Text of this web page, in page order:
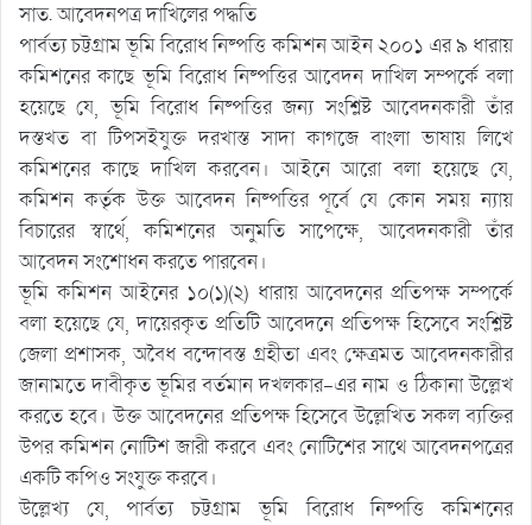
সাত. আবেদনপত্র দাখিলের পদ্ধতি
পার্বত্য চট্টগ্রাম ভূমি বিরোধ নিষ্পত্তি কমিশন আইন ২০০১ এর ৯ ধারায়
কমিশনের কাছে ভূমি বিরোধ নিষ্পত্তির আবেদন দাখিল সম্পর্কে বলা
হয়েছে যে, ভূমি বিরোধ নিষ্পত্তির জন্য সংশ্লিষ্ট আবেদনকারী তাঁর
দস্তখত বা টিপসইযুক্ত দরখাস্ত সাদা কাগজে বাংলা ভাষায় লিখে
কমিশনের কাছে দাখিল করবেন। আইনে আরো বলা হয়েছে যে,
কমিশন কর্তৃক উক্ত আবেদন নিষ্পত্তির পূর্বে যে কোন সময় ন্যায়
বিচারের স্বার্থে, কমিশনের অনুমতি সাপেক্ষে, আবেদনকারী তাঁর
আবেদন সংশোধন করতে পারবেন।
ভূমি কমিশন আইনের ১০(১)(২) ধারায় আবেদনের প্রতিপক্ষ সম্পর্কে
বলা হয়েছে যে, দায়েরকৃত প্রতিটি আবেদনে প্রতিপক্ষ হিসেবে সংশ্লিষ্ট
জেলা প্রশাসক, অবৈধ বন্দোবস্ত গ্রহীতা এবং ক্ষেত্রমত আবেদনকারীর
জানামতে দাবীকৃত ভূমির বর্তমান দখলকার-এর নাম ও ঠিকানা উল্লেখ
করতে হবে। উক্ত আবেদনের প্রতিপক্ষ হিসেবে উল্লেখিত সকল ব্যক্তির
উপর কমিশন নোটিশ জারী করবে এবং নোটিশের সাথে আবেদনপত্রের
একটি কপিও সংযুক্ত করবে।
উল্লেখ্য যে, পার্বত্য চট্টগ্রাম ভূমি বিরোধ নিষ্পত্তি কমিশনের